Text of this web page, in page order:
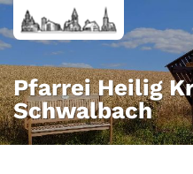
Zum Inhalt springen
Pfarrei Heilig
Schwalbach